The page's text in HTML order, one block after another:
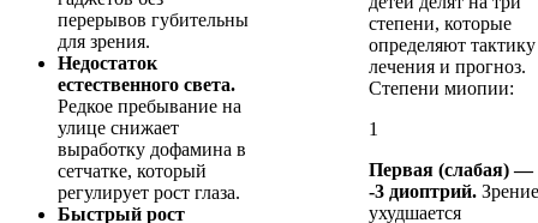
перерывов губительны
для зрения.
Недостаток
естественного света.
Редкое пребывание на
улице снижает
выработку дофамина в
сетчатке, который
регулирует рост глаза.
Быстрый рост
степени, которые
определяют тактику
лечения и прогноз.
Степени миопии:
1
Первая (слабая) —
-3 диоптрий. Зрение
ухудшается